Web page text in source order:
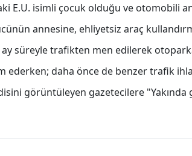
E.U. isimli çocuk olduğu ve otomobili
annesine, ehliyetsiz araç
süreyle trafikten men edilerek
ederken; daha önce de benzer trafik
görüntüleyen gazetecilere "Yakında